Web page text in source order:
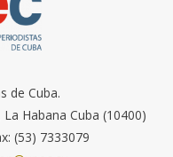
de Cuba.
Habana Cuba (10400)
(53) 7333079